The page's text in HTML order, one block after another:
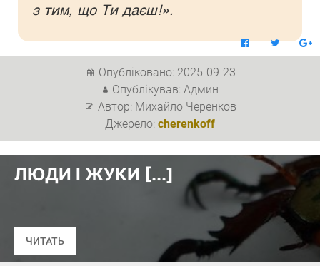
з тим, що Ти даєш!».
Опубліковано: 2025-09-23
Опублікував: Админ
Автор: Михайло Черенков
Джерело: cherenkoff